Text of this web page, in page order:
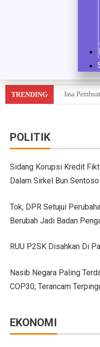
TRENDING Jasa
GIIAS
Trio
Daihatsu
Hyundai
28
POLITIK
Sidang Korupsi Kredit
Dalam Sirkel Bun Sentoso
Tok, DPR Setujui
Berubah Jadi Badan
RUU P2SK Disahkan Di
Nasib Negara Paling
COP30, Terancam
EKONOMI